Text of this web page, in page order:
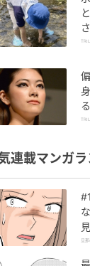
連載マンガ
旦